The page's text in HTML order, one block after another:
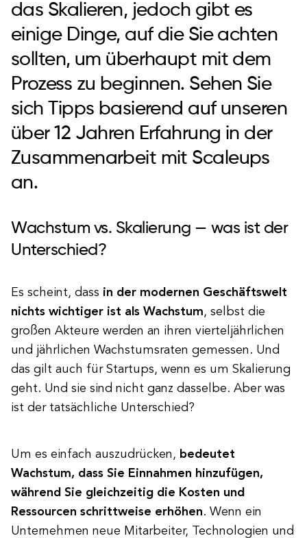
das Skalieren, jedoch gibt es
einige Dinge, auf die Sie achten
sollten, um überhaupt mit dem
Prozess zu beginnen. Sehen Sie
sich Tipps basierend auf unseren
über 12 Jahren Erfahrung in der
Zusammenarbeit mit Scaleups
an.
Wachstum vs. Skalierung — was ist der
Unterschied?
Es scheint, dass in der modernen Geschäftswelt
nichts wichtiger ist als Wachstum, selbst die
großen Akteure werden an ihren vierteljährlichen
und jährlichen Wachstumsraten gemessen. Und
das gilt auch für Startups, wenn es um Skalierung
geht. Und sie sind nicht ganz dasselbe. Aber was
ist der tatsächliche Unterschied?
Um es einfach auszudrücken, bedeutet
Wachstum, dass Sie Einnahmen hinzufügen,
während Sie gleichzeitig die Kosten und
Ressourcen schrittweise erhöhen. Wenn ein
Unternehmen neue Mitarbeiter, Technologien und